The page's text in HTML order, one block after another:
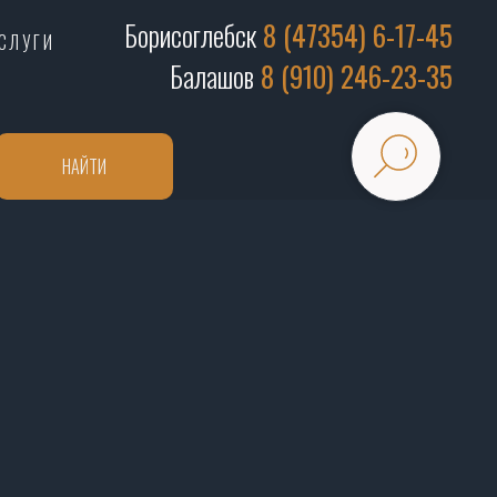
Борисоглебск8 (47354) 6-17-45
Балашов 8 (910) 246-23-35
НАЙТИ